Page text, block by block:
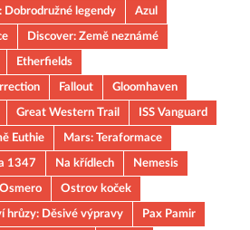
Dobrodružné legendy
Azul
Discover: Země neznámé
Etherfields
Fallout
Gloomhaven
Great Western Trail
ISS Vanguard
Euthie
Mars: Teraformace
1347 Na křídlech
Nemesis
Osmero
Ostrov koček
hrůzy: Děsivé výpravy Pax Pamir